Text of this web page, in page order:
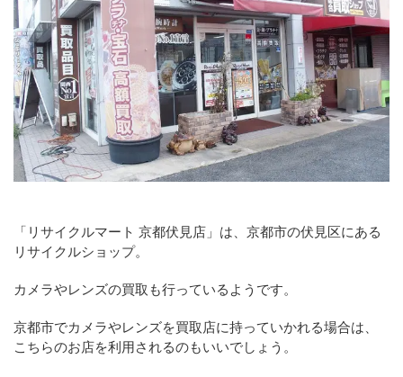
「リサイクルマート 京都伏見店」は、京都市の伏見区にある
リサイクルショップ。
カメラやレンズの買取も行っているようです。
京都市でカメラやレンズを買取店に持っていかれる場合は、
こちらのお店を利用されるのもいいでしょう。